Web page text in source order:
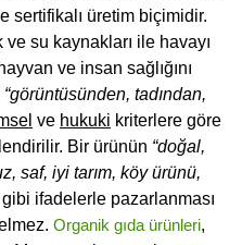
sertifikalı üretim biçimidir.
ve su kaynakları ile havayı
ve insan sağlığını
“görüntüsünden, tadından,
ve hukuki kriterlere göre
Bir ürünün “doğal,
saf, iyi tarım, köy ürünü,
ifadelerle pazarlanması
Organik gıda ürünleri,